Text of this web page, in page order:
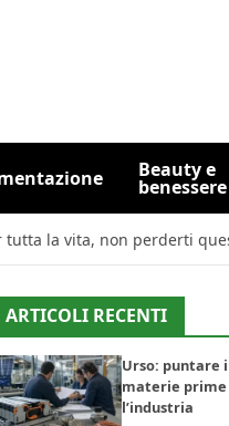
Beauty e
benessere
tutta la vita, non perderti
ARTICOLI RECENTI
Urso: puntare
materie
l’industria